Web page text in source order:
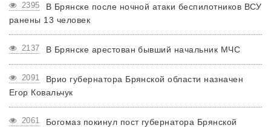
2395
В Брянске после ночной атаки беспилотников ВСУ
ранены 13 человек
2137 В Брянске арестован бывший начальник МЧС
2091
Врио губернатора Брянской области назначен
Егор Ковальчук
2061
Богомаз покинул пост губернатора Брянской